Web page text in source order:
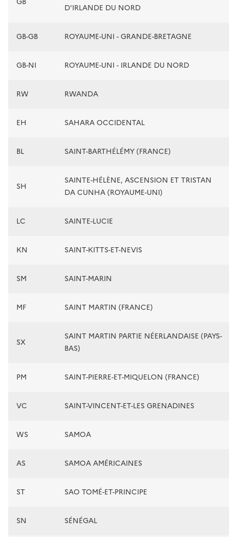
D'IRLANDE DU NORD
GB-GB ROYAUME-UNI - GRANDE-BRETAGNE
GB-NI ROYAUME-UNI - IRLANDE DU NORD
RW RWANDA
EH SAHARA OCCIDENTAL
BL SAINT-BARTHÉLÉMY (FRANCE)
SH
SAINTE-HÉLÈNE, ASCENSION ET TRISTAN
DA CUNHA (ROYAUME-UNI)
LC SAINTE-LUCIE
KN SAINT-KITTS-ET-NEVIS
SM SAINT-MARIN
MF SAINT MARTIN (FRANCE)
SX
SAINT MARTIN PARTIE NÉERLANDAISE (PAYS-
BAS)
PM SAINT-PIERRE-ET-MIQUELON (FRANCE)
VC SAINT-VINCENT-ET-LES GRENADINES
WS SAMOA
AS SAMOA AMÉRICAINES
ST SAO TOMÉ-ET-PRINCIPE
SN SÉNÉGAL